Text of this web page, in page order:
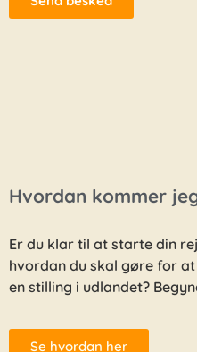
Hvordan kommer
Er du klar til at starte din
hvordan du skal gøre for
en stilling i udlandet?
Se hvordan her